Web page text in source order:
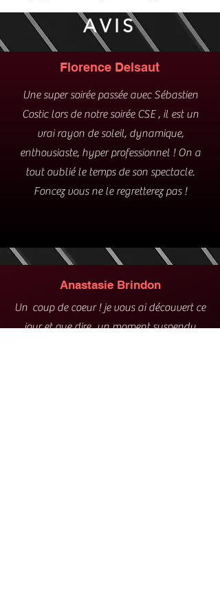
AVIS
Florence Delsaut
Une super soirée passée avec Sébastien
Costic lors de notre soirée CSE , il est un
vrai rayon de soleil, dynamique,
enthousiaste, hyper professionnel ! On a
tout oublié le temps de son spectacle.
Foncez vous ne le regretterez pas !
Anastasie Brindon
Un coup de coeur ! je vous ai découvert ce
jour et que dire...un moment suspendu